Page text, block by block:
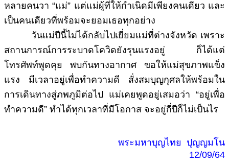
หลายคนวา “แม่” แต่แม่ผู้ที่ให้กำเนิดมีเพียงคนเดียว และ
เป็นคนเดียวที่พร้อมจะยอมเธอทุกอย่าง
วันแม่ปีนี้ไม่ได้กลับไปเยี่ยมแม่ที่ต่างจังหวัด เพราะ
สถานการณ์การระบาดโควิดยังรุนแรงอยู่ ก็ได้แต่
โทรศัพท์พูดคุย พบกันทางอากาศ ขอให้แม่สุขภาพแข็ง
แรง มีเวลาอยู่เพื่อทำความดี สั่งสมบุญกุศลให้พร้อมใน
การเดินทางสู่ภพภูมิต่อไป แม่เคยพูดอยู่เสมอว่า “อยู่เพื่อ
ทำความดี” ทำได้ทุกเวลาที่มีโอกาส จะอยู่กี่ปีก็ไม่เป็นไร
พระมหาบุญไทย ปุญญมโน
12/09/64